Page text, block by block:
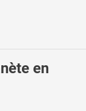
en